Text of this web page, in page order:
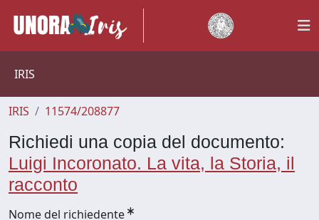
IRIS
IRIS 11574/208877
Richiedi una copia del documento:
Luigi Incoronato. La vita, la Storia, il
racconto
Nome del richiedente